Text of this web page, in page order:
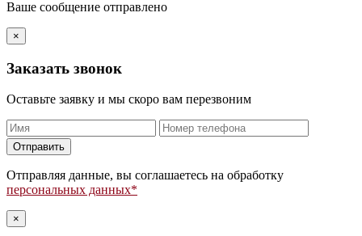
Ваше сообщение отправлено
×
Заказать звонок
Оставьте заявку и мы скоро вам перезвоним
Оставьте
это
поле
пустым.
Отправляя данные, вы соглашаетесь на обработку
персональных данных*
×